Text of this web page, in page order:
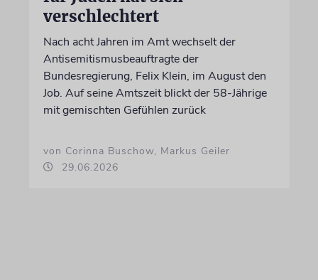
verschlechtert
Nach acht Jahren im Amt wechselt der
Antisemitismusbeauftragte der
Bundesregierung, Felix Klein, im August den
Job. Auf seine Amtszeit blickt der 58-Jährige
mit gemischten Gefühlen zurück
von Corinna Buschow, Markus Geiler
29.06.2026